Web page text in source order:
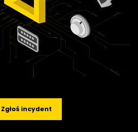
Zgłoś incydent